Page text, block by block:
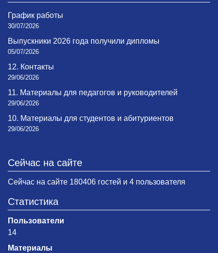
График работы
30/07/2026
Выпускники 2026 года получили дипломы
05/07/2026
12. Контакты
29/06/2026
11. Материалы для педагогов и руководителей
29/06/2026
10. Материалы для студентов и абитуриентов
29/06/2026
Сейчас на сайте
Сейчас на сайте 180406 гостей и 4 пользователя
Статистика
Пользователи
14
Материалы